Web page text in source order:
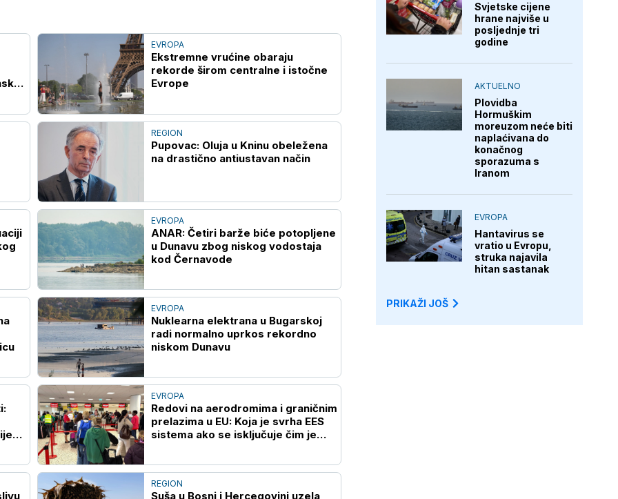
EVROPA
Ekstremne vrućine obaraju
rekorde širom centralne i istočne
Evrope
REGION
Pupovac: Oluja u Kninu obeležena
na drastično antiustavan način
EVROPA
ANAR: Četiri barže biće potopljene
u Dunavu zbog niskog vodostaja
kod Černavode
EVROPA
Nuklearna elektrana u Bugarskoj
radi normalno uprkos rekordno
niskom Dunavu
EVROPA
Redovi na aerodromima i graničnim
prelazima u EU: Koja je svrha EES
sistema ako se isključuje čim je
REGION
Suša u Bosni i Hercegovini uzela
Svjetske cijene
hrane najviše u
posljednje tri
godine
AKTUELNO
Plovidba
Hormuškim
moreuzom neće biti
naplaćivana do
konačnog
sporazuma s
Iranom
EVROPA
Hantavirus se
vratio u Evropu,
struka najavila
hitan sastanak
PRIKAŽI JOŠ